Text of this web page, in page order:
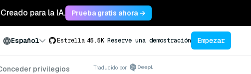
para la IA. Prueba gratis ahora →
Español Estrella 45.5K Reserve una demostración Empezar
privilegios Traducido por